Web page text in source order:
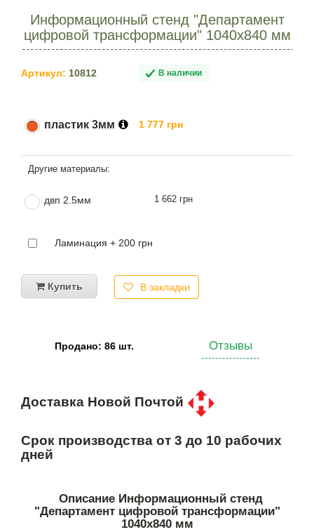
Информационный стенд "Департамент
цифровой трансформации" 1040х840 мм
Артикул: 10812 В наличии
пластик 3мм 1 777 грн
двп 2.5мм 1 662 грн
Ламинация + 200 грн
Купить В закладки
Продано: 86 шт. Отзывы
Доставка Новой Почтой
Срок производства от 3 до 10 рабочих
дней
Описание Информационный стенд
"Департамент цифровой трансформации"
1040х840 мм